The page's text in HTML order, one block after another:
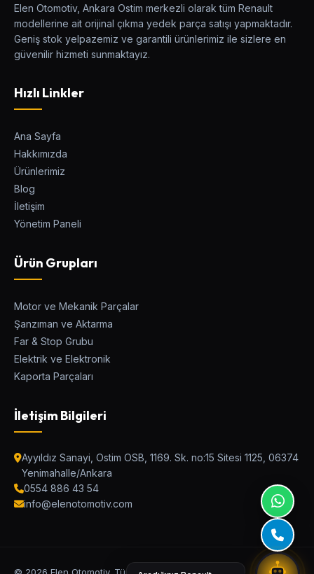
UYUMLU PARÇALARI BUL
Elen Otomotiv, Ankara Ostim merkezli olarak tüm Renault
modellerine ait orijinal çıkma yedek parça satışı yapmaktadır.
Geniş stok yelpazemiz ve garantili ürünlerimiz ile sizlere en
güvenilir hizmeti sunmaktayız.
Hızlı Linkler
Ana Sayfa
Hakkımızda
Ürünlerimiz
Blog
İletişim
Yönetim Paneli
Ürün Grupları
Motor ve Mekanik Parçalar
Şanzıman ve Aktarma
Far & Stop Grubu
Elektrik ve Elektronik
Kaporta Parçaları
İletişim Bilgileri
Ayyıldız Sanayi, Ostim OSB, 1169. Sk. no:15 Sitesi 1125, 06374
Yenimahalle/Ankara
0554 886 43 54
info@elenotomotiv.com